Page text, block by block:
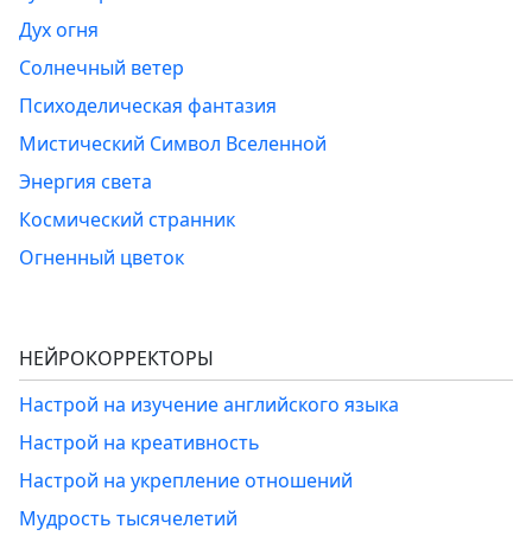
Дух огня
Солнечный ветер
Психоделическая фантазия
Мистический Символ Вселенной
Энергия света
Космический странник
Огненный цветок
НЕЙРОКОРРЕКТОРЫ
Настрой на изучение английского языка
Настрой на креативность
Настрой на укрепление отношений
Мудрость тысячелетий